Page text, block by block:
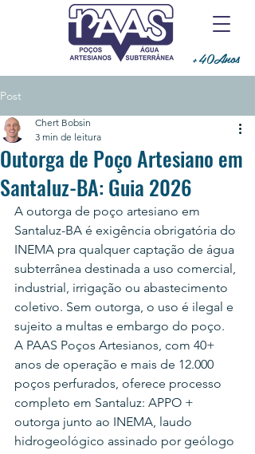
+40Anos
Post
Outorga de Poço Artesiano em
Santaluz-BA: Guia 2026
Chert Bobsin
3 min de leitura
A outorga de poço artesiano em
Santaluz-BA é exigência obrigatória do
INEMA pra qualquer captação de água
subterrânea destinada a uso comercial,
industrial, irrigação ou abastecimento
coletivo. Sem outorga, o uso é ilegal e
sujeito a multas e embargo do poço.
A PAAS Poços Artesianos, com 40+
anos de operação e mais de 12.000
poços perfurados, oferece processo
completo em Santaluz: APPO +
outorga junto ao INEMA, laudo
hidrogeológico assinado por geólogo